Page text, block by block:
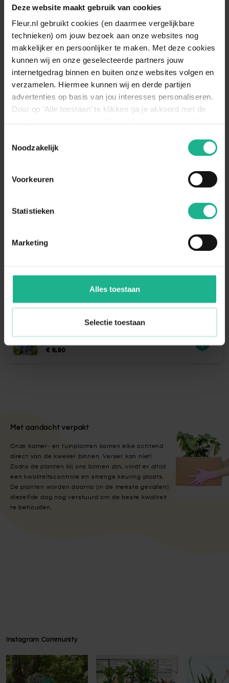
Deze website maakt gebruik van cookies
Fleur.nl gebruikt cookies (en daarmee vergelijkbare
technieken) om jouw bezoek aan onze websites nog
makkelijker en persoonlijker te maken. Met deze cookies
kunnen wij en onze geselecteerde partners jouw
internetgedrag binnen en buiten onze websites volgen en
verzamelen. Hiermee kunnen wij en derde partijen
advertenties op basis van jou interesses personaliseren.
Door op ‘Alle toestaan’ te klikken ga je akkoord met de
decookieverklaring op onze website.
Noodzakelijk
Voorkeuren
Statistieken
Marketing
Alles toestaan
Selectie toestaan
Standplaats
omschrijving
De Geranium staat het liefste op een
halfschaduw tot zonnige plek. Een
geschikt, de bloei zal dan een stuk
minder zijn.
De grond waar de Geranium in staat
is belangrijk dat de grond niet te lang
wanneer het een lange periode niet
regent en/of het erg warm is.
Bodembedekker, Borderbeplanting
Bio voeding terras & balkon 500ml
Eco-Style Promanal-R insectenspray
€ 21,95
Brunnera Sea Heart
€ 6,90
Met aandacht verpakt
Onze kamer- en tuinplanten komen elke ochtend
direct van de kweker binnen. Verser kan niet!
Zodra de planten bij ons binnen zijn, vindt er altijd
een kwaliteitscontrole en strenge keuring plaats.
De planten worden daarna (in de meeste gevallen)
diezelfde dag nog verstuurd om de beste kwaliteit
te behouden.
Instagram Community
Press to skip carousel
Press to skip carousel